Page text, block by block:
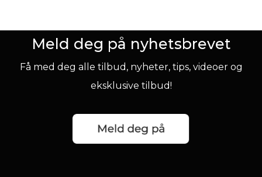
Meld deg på nyhetsbrevet
Få med deg alle tilbud, nyheter, tips, videoer og
eksklusive tilbud!